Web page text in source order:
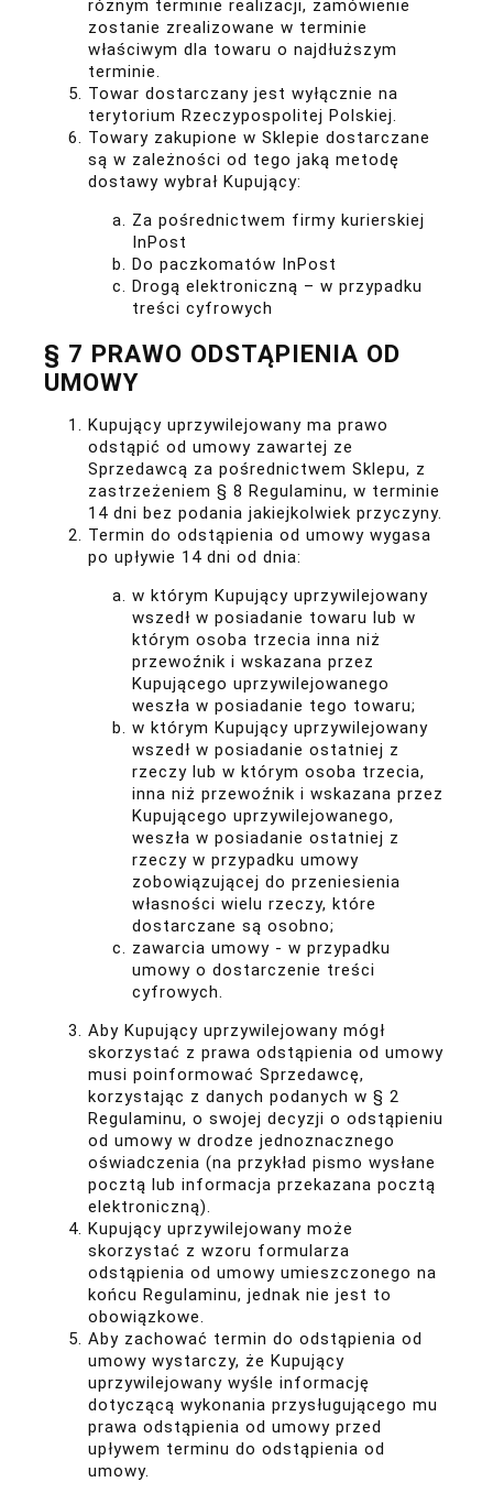
różnym terminie realizacji, zamówienie
zostanie zrealizowane w terminie
właściwym dla towaru o najdłuższym
terminie.
Towar dostarczany jest wyłącznie na
terytorium Rzeczypospolitej Polskiej.
Towary zakupione w Sklepie dostarczane
są w zależności od tego jaką metodę
dostawy wybrał Kupujący:
Za pośrednictwem firmy kurierskiej
InPost
Do paczkomatów InPost
Drogą elektroniczną – w przypadku
treści cyfrowych
§ 7 PRAWO ODSTĄPIENIA OD
UMOWY
Kupujący uprzywilejowany ma prawo
odstąpić od umowy zawartej ze
Sprzedawcą za pośrednictwem Sklepu, z
zastrzeżeniem § 8 Regulaminu, w terminie
14 dni bez podania jakiejkolwiek przyczyny.
Termin do odstąpienia od umowy wygasa
po upływie 14 dni od dnia:
w którym Kupujący uprzywilejowany
wszedł w posiadanie towaru lub w
którym osoba trzecia inna niż
przewoźnik i wskazana przez
Kupującego uprzywilejowanego
weszła w posiadanie tego towaru;
w którym Kupujący uprzywilejowany
wszedł w posiadanie ostatniej z
rzeczy lub w którym osoba trzecia,
inna niż przewoźnik i wskazana przez
Kupującego uprzywilejowanego,
weszła w posiadanie ostatniej z
rzeczy w przypadku umowy
zobowiązującej do przeniesienia
własności wielu rzeczy, które
dostarczane są osobno;
zawarcia umowy - w przypadku
umowy o dostarczenie treści
cyfrowych.
Aby Kupujący uprzywilejowany mógł
skorzystać z prawa odstąpienia od umowy
musi poinformować Sprzedawcę,
korzystając z danych podanych w § 2
Regulaminu, o swojej decyzji o odstąpieniu
od umowy w drodze jednoznacznego
oświadczenia (na przykład pismo wysłane
pocztą lub informacja przekazana pocztą
elektroniczną).
Kupujący uprzywilejowany może
skorzystać z wzoru formularza
odstąpienia od umowy umieszczonego na
końcu Regulaminu, jednak nie jest to
obowiązkowe.
Aby zachować termin do odstąpienia od
umowy wystarczy, że Kupujący
uprzywilejowany wyśle informację
dotyczącą wykonania przysługującego mu
prawa odstąpienia od umowy przed
upływem terminu do odstąpienia od
umowy.